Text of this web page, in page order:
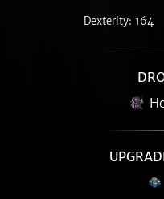
Dexterity: 164